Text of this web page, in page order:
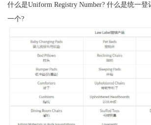
什么是Uniform Registry Number? 什么是统一
一个?